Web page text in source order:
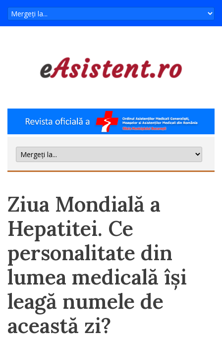
Ziua Mondială a
Hepatitei. Ce
personalitate din
lumea medicală își
leagă numele de
această zi?